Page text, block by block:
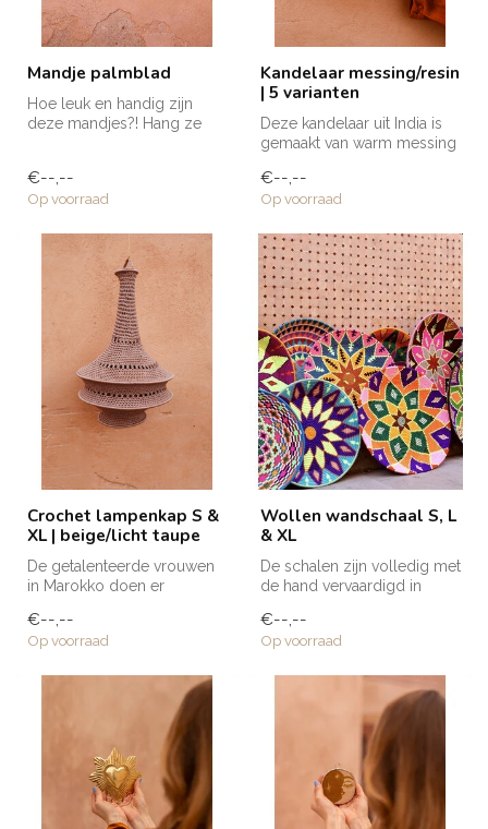
Mandje palmblad
Hoe leuk en handig zijn
deze mandjes?! Hang ze
€--,--
Op voorraad
Kandelaar messing/resin
| 5 varianten
Deze kandelaar uit India is
gemaakt van warm messing
ech...
€--,--
Op voorraad
Crochet lampenkap S &
XL | beige/licht taupe
De getalenteerde vrouwen
in Marokko doen er
een gehaakt...
€--,--
Op voorraad
Wollen wandschaal S, L
& XL
De schalen zijn volledig met
de hand vervaardigd in
€--,--
Op voorraad